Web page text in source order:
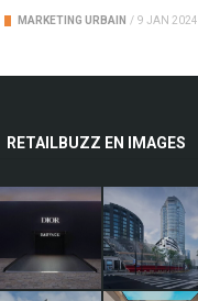
MARKETING URBAIN / 9 JAN 2024
RETAILBUZZ EN IMAGES